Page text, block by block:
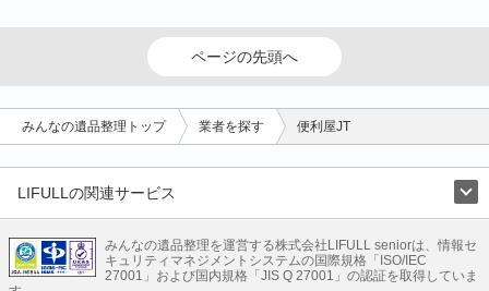
ページの先頭へ
みんなの遺品整理トップ 業者を探す 便利屋JT
LIFULLの関連サービス
不動産・住宅 引越し 老人ホーム 地方創生
ママの就労支援
不動産クラウドファンディング 遺品整理 老後の暮らし情報
みんなの遺品整理を運営する株式会社LIFULL seniorは、情報セ
キュリティマネジメントシステムの国際規格「ISO/IEC
27001」および国内規格「JIS Q 27001」の認証を取得していま